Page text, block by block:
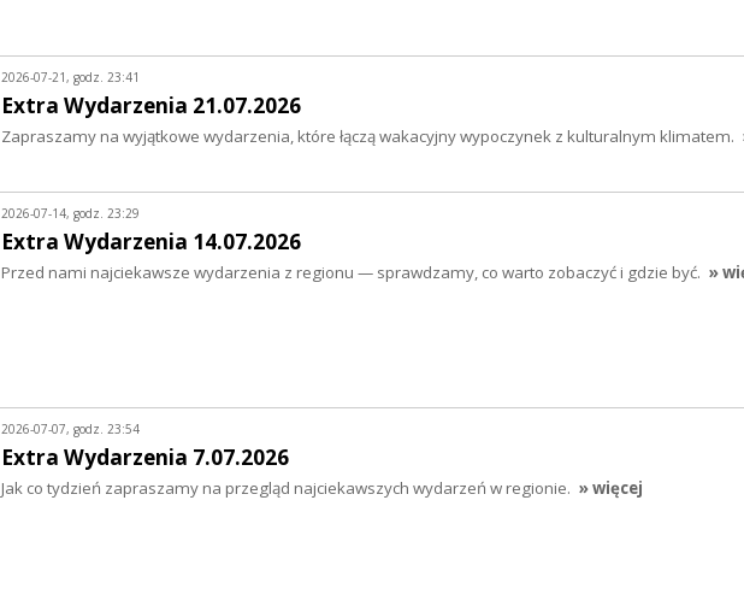
2026-07-21, godz. 23:41
Extra Wydarzenia 21.07.2026
Zapraszamy na wyjątkowe wydarzenia, które łączą wakacyjny wypoczynek z kulturalnym klimatem.
2026-07-14, godz. 23:29
Extra Wydarzenia 14.07.2026
Przed nami najciekawsze wydarzenia z regionu — sprawdzamy, co warto zobaczyć i gdzie być. »
2026-07-07, godz. 23:54
Extra Wydarzenia 7.07.2026
Jak co tydzień zapraszamy na przegląd najciekawszych wydarzeń w regionie. » więcej